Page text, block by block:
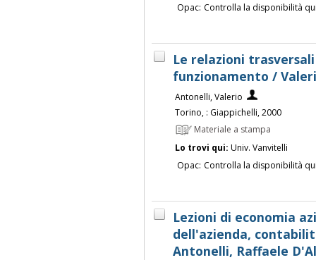
Opac: Controlla la disponibilità
Le relazioni
funzionamento /
Antonelli, Valerio
Torino, : Giappichelli, 2000
Materiale a stampa
Lo trovi qui: Univ. Vanvitelli
Opac: Controlla la disponibilità
Lezioni di economia
dell'azienda,
Antonelli, Raffaele